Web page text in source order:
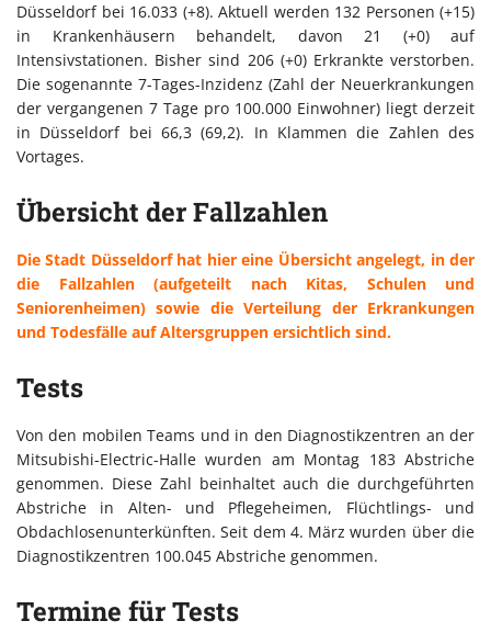
Düsseldorf bei 16.033 (+8). Aktuell werden 132 Personen (+15)
in Krankenhäusern behandelt, davon 21 (+0) auf
Intensivstationen. Bisher sind 206 (+0) Erkrankte verstorben.
Die sogenannte 7-Tages-Inzidenz (Zahl der Neuerkrankungen
der vergangenen 7 Tage pro 100.000 Einwohner) liegt derzeit
in Düsseldorf bei 66,3 (69,2). In Klammen die Zahlen des
Vortages.
Übersicht der Fallzahlen
Die Stadt Düsseldorf hat hier eine Übersicht angelegt, in der
die Fallzahlen (aufgeteilt nach Kitas, Schulen und
Seniorenheimen) sowie die Verteilung der Erkrankungen
und Todesfälle auf Altersgruppen ersichtlich sind.
Tests
Von den mobilen Teams und in den Diagnostikzentren an der
Mitsubishi-Electric-Halle wurden am Montag 183 Abstriche
genommen. Diese Zahl beinhaltet auch die durchgeführten
Abstriche in Alten- und Pflegeheimen, Flüchtlings- und
Obdachlosenunterkünften. Seit dem 4. März wurden über die
Diagnostikzentren 100.045 Abstriche genommen.
Termine für Tests